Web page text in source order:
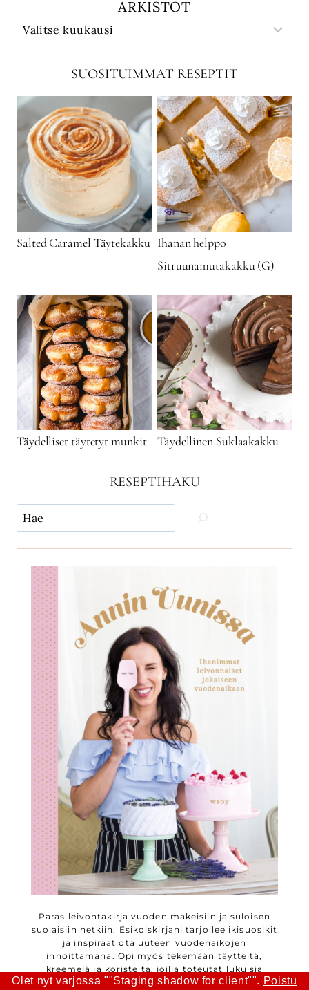
ARKISTOT
SUOSITUIMMAT RESEPTIT
Salted Caramel Täytekakku Ihanan helppo
Sitruunamutakakku (G)
Täydelliset täytetyt munkit Täydellinen Suklaakakku
RESEPTIHAKU
Käytä
hakua
ja
etsi
reseptejä
Paras leivontakirja vuoden makeisiin ja suloisen
suolaisiin hetkiin. Esikoiskirjani tarjoilee ikisuosikit
ja inspiraatiota uuteen vuodenaikojen
innoittamana. Opi myös tekemään täytteitä,
kreemejä ja koristeita, joilla toteutat lukuisia
erilaisia täytekakkuja. Myös gluteenitonta tai
Olet nyt varjossa ""Staging shadow for client"". Poistu